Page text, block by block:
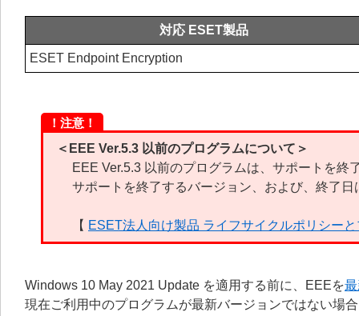
対応 ESET製品
ESET Endpoint Encryption
！注意！
＜EEE Ver.5.3 以前のプログラムについて＞
EEE Ver.5.3 以前のプログラムは、サポートを終
サポートを終了するバージョン、および、終了
【 ESET法人向け製品 ライフサイクルポリシー
Windows 10 May 2021 Update を適用する前に、EEEを
現在ご利用中のプログラムが最新バージョンではない場